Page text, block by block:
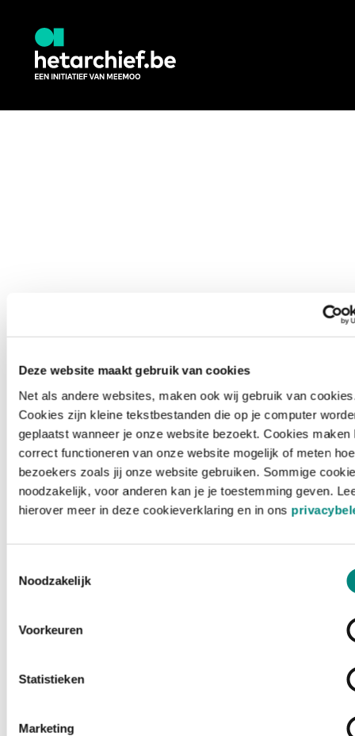
Deze website maakt gebruik van cookies
Net als andere websites, maken ook wij gebruik van
Cookies zijn kleine tekstbestanden die op je computer
geplaatst wanneer je onze website bezoekt. Cookies maken
correct functioneren van onze website mogelijk of meten hoe
bezoekers zoals jij onze website gebruiken. Sommige
noodzakelijk, voor anderen kan je je toestemming geven.
hierover meer in deze cookieverklaring en in ons
Noodzakelijk
Voorkeuren
Statistieken
Marketing